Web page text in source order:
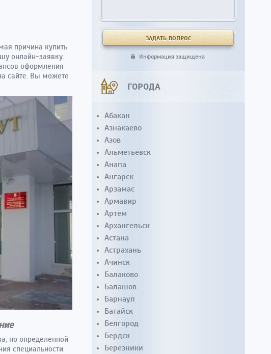
причина купить
онлайн-заявку.
оформления
сайте. Вы можете
по определенной
специальности.
Информация защищена
ГОРОДА
Абакан
Азнакаево
Азов
Альметьевск
Анапа
Ангарск
Арзамас
Армавир
Артем
Архангельск
Астана
Астрахань
Ачинск
Балаково
Балашов
Барнаул
Батайск
Белгород
Бердск
Березники